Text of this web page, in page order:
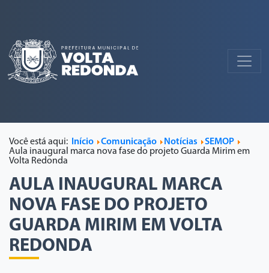
Você está aqui: Início Comunicação Notícias
SEMOP
Aula inaugural marca nova fase do projeto Guarda Mirim em
Volta Redonda
AULA INAUGURAL MARCA
NOVA FASE DO PROJETO
GUARDA MIRIM EM VOLTA
REDONDA